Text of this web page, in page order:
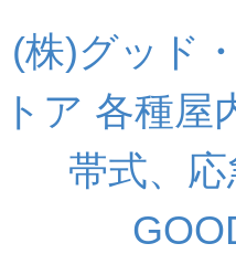
(株)グッド
トア 各種屋
帯式、